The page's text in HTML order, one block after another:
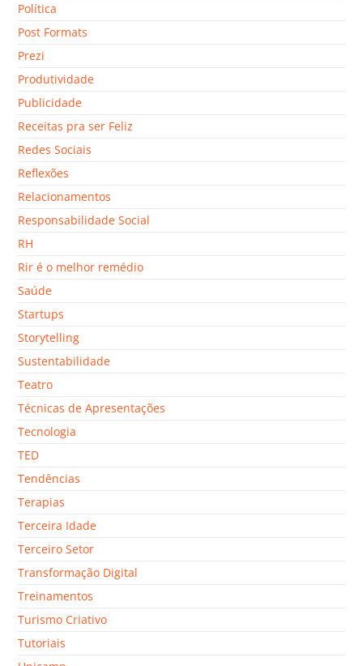
Política
Post Formats
Prezi
Produtividade
Publicidade
Receitas pra ser Feliz
Redes Sociais
Reflexões
Relacionamentos
Responsabilidade Social
RH
Rir é o melhor remédio
Saúde
Startups
Storytelling
Sustentabilidade
Teatro
Técnicas de Apresentações
Tecnologia
TED
Tendências
Terapias
Terceira Idade
Terceiro Setor
Transformação Digital
Treinamentos
Turismo Criativo
Tutoriais